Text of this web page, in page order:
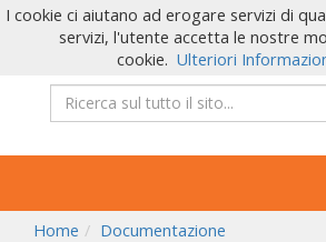
Home
Documentazione
I cookie ci aiutano ad erogare servizi di
servizi, l'utente accetta le nostre
cookie. Ulteriori